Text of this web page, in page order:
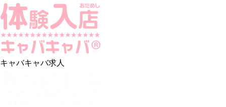
キャバキャバ求人